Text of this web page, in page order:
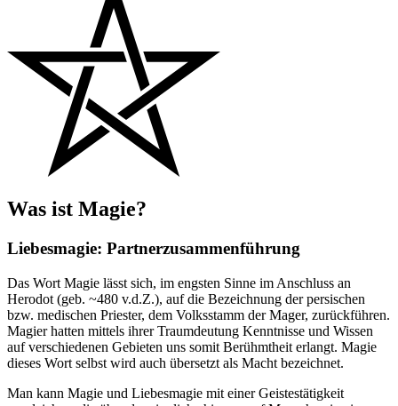
Was ist Magie?
Liebesmagie: Partnerzusammenführung
Das Wort Magie lässt sich, im engsten Sinne im Anschluss an
Herodot (geb. ~480 v.d.Z.), auf die Bezeichnung der persischen
bzw. medischen Priester, dem Volksstamm der Mager, zurückführen.
Magier hatten mittels ihrer Traumdeutung Kenntnisse und Wissen
auf verschiedenen Gebieten uns somit Berühmtheit erlangt. Magie
dieses Wort selbst wird auch übersetzt als Macht bezeichnet.
Man kann Magie und Liebesmagie mit einer Geistestätigkeit